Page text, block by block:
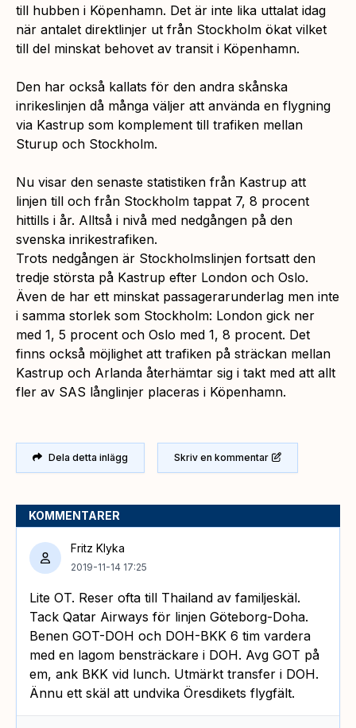
till hubben i Köpenhamn. Det är inte lika uttalat idag
när antalet direktlinjer ut från Stockholm ökat vilket
till del minskat behovet av transit i Köpenhamn.
Den har också kallats för den andra skånska
inrikeslinjen då många väljer att använda en flygning
via Kastrup som komplement till trafiken mellan
Sturup och Stockholm.
Nu visar den senaste statistiken från Kastrup att
linjen till och från Stockholm tappat 7, 8 procent
hittills i år. Alltså i nivå med nedgången på den
svenska inrikestrafiken.
Trots nedgången är Stockholmslinjen fortsatt den
tredje största på Kastrup efter London och Oslo.
Även de har ett minskat passagerarunderlag men inte
i samma storlek som Stockholm: London gick ner
med 1, 5 procent och Oslo med 1, 8 procent. Det
finns också möjlighet att trafiken på sträckan mellan
Kastrup och Arlanda återhämtar sig i takt med att allt
fler av SAS långlinjer placeras i Köpenhamn.
Dela detta inlägg Skriv en kommentar
KOMMENTARER
Fritz Klyka
2019-11-14 17:25
Lite OT. Reser ofta till Thailand av familjeskäl.
Tack Qatar Airways för linjen Göteborg-Doha.
Benen GOT-DOH och DOH-BKK 6 tim vardera
med en lagom bensträckare i DOH. Avg GOT på
em, ank BKK vid lunch. Utmärkt transfer i DOH.
Ännu ett skäl att undvika Öresdikets flygfält.